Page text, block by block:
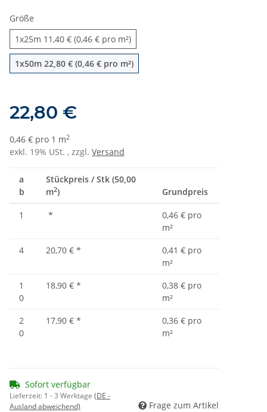
Größe
1x25m 1x25m
11,40 € (0,46 € pro m²)
1x50m 1x50m
22,80 € (0,46 € pro m²)
22,80 €
0,46 € pro 1 m2
exkl. 19% USt. , zzgl. Versand
a
b
Stückpreis / Stk (50,00
m2) Grundpreis
1 *
0,46 € pro
m²
4
20,70 € *
0,41 € pro
m²
1
0
18,90 € *
0,38 € pro
m²
2
0
17,90 € *
0,36 € pro
m²
Sofort verfügbar
Lieferzeit: 1 - 3 Werktage (DE -
Ausland abweichend)
Frage zum Artikel